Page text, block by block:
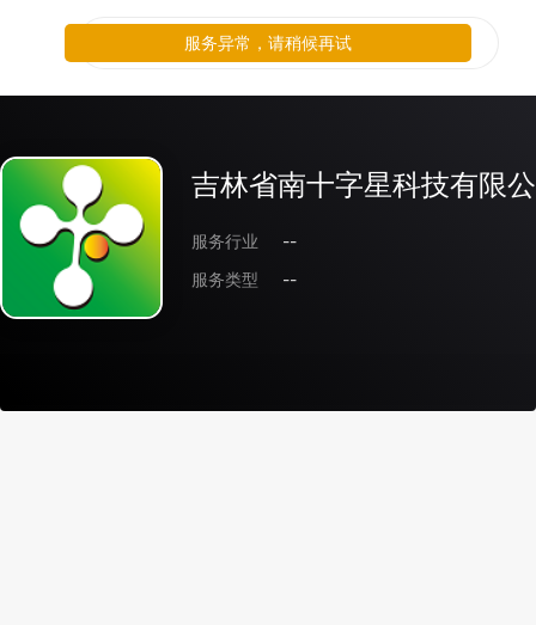
吉林省南十字星科技有限
服务行业
--
服务类型
--
服务异常，请稍候再试